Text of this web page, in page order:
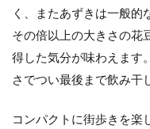
く、またあずきは一般的
その倍以上の大きさの花
得した気分が味わえます
さでつい最後まで飲み干
コンパクトに街歩きを楽